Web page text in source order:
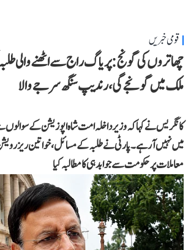
قومی خبریں
چھاتروں کی گونج: پریاگ راج سے اٹھنے والی
ملک میں گونجے گی، رندیپ سنگھ سرجے والا
کانگریس نے کہا کہ وزیر داخلہ امت شاہ اپوزیشن کے سوالوں
میں نہیں آ رہے۔ پارٹی نے طلبہ کے مسائل، خواتین
معاملات پر حکومت سے جوابدہی کا مطالبہ کیا